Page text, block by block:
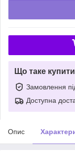
Що таке
Замовлення
Доступна
Опис